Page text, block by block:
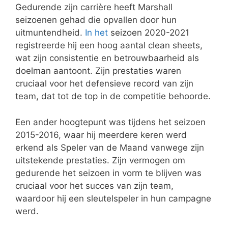
Gedurende zijn carrière heeft Marshall
seizoenen gehad die opvallen door hun
uitmuntendheid. In het seizoen 2020-2021
registreerde hij een hoog aantal clean sheets,
wat zijn consistentie en betrouwbaarheid als
doelman aantoont. Zijn prestaties waren
cruciaal voor het defensieve record van zijn
team, dat tot de top in de competitie behoorde.
Een ander hoogtepunt was tijdens het seizoen
2015-2016, waar hij meerdere keren werd
erkend als Speler van de Maand vanwege zijn
uitstekende prestaties. Zijn vermogen om
gedurende het seizoen in vorm te blijven was
cruciaal voor het succes van zijn team,
waardoor hij een sleutelspeler in hun campagne
werd.